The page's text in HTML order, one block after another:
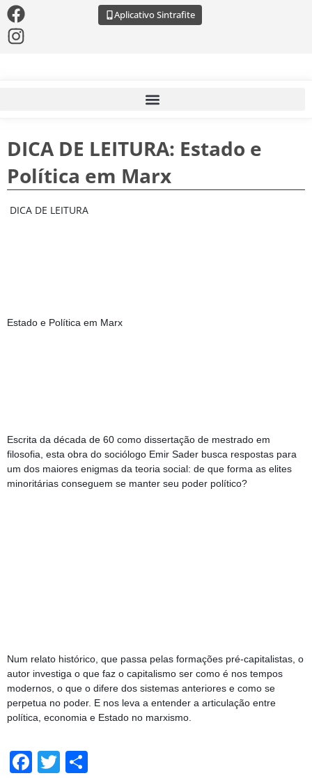
Aplicativo Sintrafite
DICA DE LEITURA: Estado e
Política em Marx
DICA DE LEITURA
Estado e Política em Marx
Escrita da década de 60 como dissertação de mestrado em
filosofia, esta obra do sociólogo Emir Sader busca respostas para
um dos maiores enigmas da teoria social: de que forma as elites
minoritárias conseguem se manter seu poder político?
Num relato histórico, que passa pelas formações pré-capitalistas, o
autor investiga o que faz o capitalismo ser como é nos tempos
modernos, o que o difere dos sistemas anteriores e como se
perpetua no poder. E nos leva a entender a articulação entre
política, economia e Estado no marxismo.
Facebook
Twitter